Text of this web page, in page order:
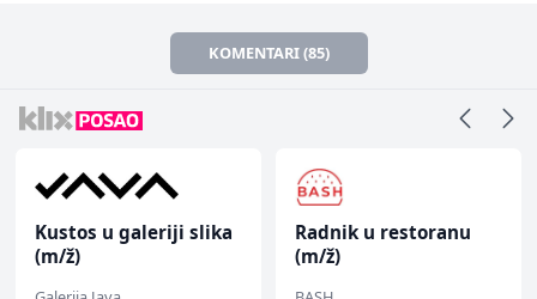
KOMENTARI (85)
Kustos u galeriji slika
(m/ž)
Radnik u restoranu
(m/ž)